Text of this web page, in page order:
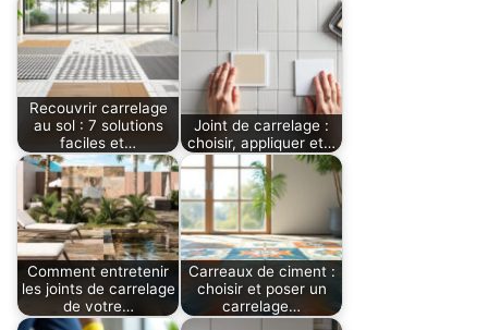
Recouvrir carrelage
au sol : 7 solutions
faciles et…
Joint de carrelage :
choisir, appliquer et…
Comment entretenir
les joints de carrelage
de votre…
Carreaux de ciment :
choisir et poser un
carrelage…